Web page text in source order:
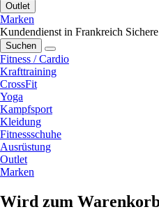
Outlet
Marken
Kundendienst in Frankreich
Suchen
Fitness / Cardio
Krafttraining
CrossFit
Yoga
Kampfsport
Kleidung
Fitnessschuhe
Ausrüstung
Outlet
Marken
Wird zum